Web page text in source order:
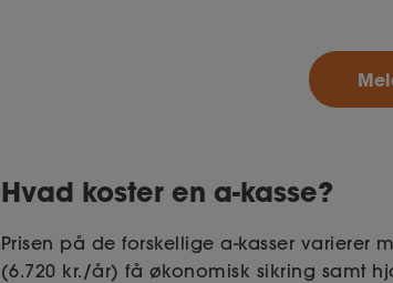
Hvad koster en a-kasse?
Prisen på de forskellige a-kasser varierer
(6.720 kr./år) få økonomisk sikring samt